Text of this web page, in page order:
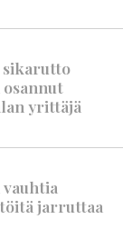
yrittäjä
jarruttaa